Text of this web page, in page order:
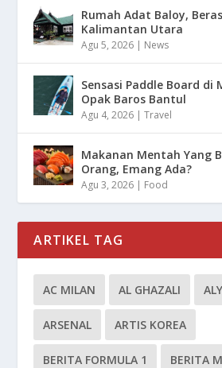
Rumah Adat Baloy,
Kalimantan Utara
Agu 5, 2026 | News
Sensasi Paddle Board di
Opak Baros Bantul
Agu 4, 2026 |Travel
Makanan Mentah Yang
Orang, Emang Ada?
Agu 3, 2026 | Food
ARTIKEL TAG
AC MILAN AL GHAZALI
ARSENAL ARTIS KOREA
BERITA FORMULA 1 BERITA